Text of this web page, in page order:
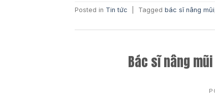
Posted in Tin tức Tagged bác sĩ nâng mũi
Bác sĩ nâng mũi